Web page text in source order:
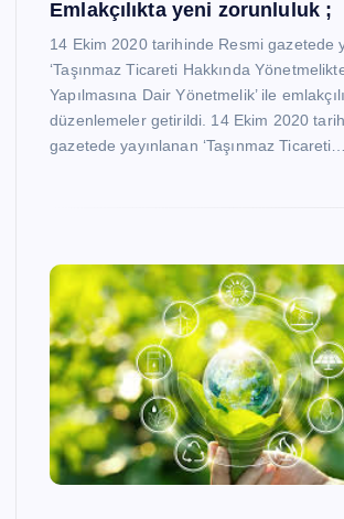
Emlakçılıkta yeni zorunluluk ;
14 Ekim 2020 tarihinde Resmi gazetede
‘Taşınmaz Ticareti Hakkında
Yapılmasına Dair Yönetmelik’ ile
düzenlemeler getirildi. 14 Ekim 2020
gazetede yayınlanan ‘Taşınmaz Ticareti…